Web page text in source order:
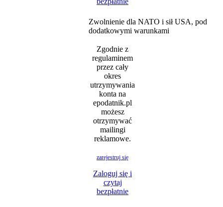
Zwolnienie dla NATO i sił USA, pod
dodatkowymi warunkami
Zgodnie z
regulaminem
przez cały
okres
utrzymywania
konta na
epodatnik.pl
możesz
otrzymywać
mailingi
reklamowe.
zarejestruj się
Zaloguj się i
czytaj
bezpłatnie